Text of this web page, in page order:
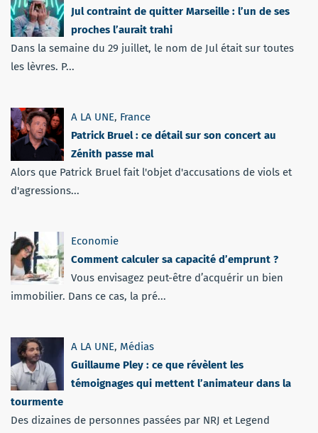
Jul contraint de quitter Marseille : l’un de ses
proches l’aurait trahi
Dans la semaine du 29 juillet, le nom de Jul était sur toutes
les lèvres. P...
A LA UNE, France
Patrick Bruel : ce détail sur son concert au
Zénith passe mal
Alors que Patrick Bruel fait l'objet d'accusations de viols et
d'agressions...
Economie
Comment calculer sa capacité d’emprunt ?
Vous envisagez peut-être d’acquérir un bien
immobilier. Dans ce cas, la pré...
A LA UNE, Médias
Guillaume Pley : ce que révèlent les
témoignages qui mettent l’animateur dans la
tourmente
Des dizaines de personnes passées par NRJ et Legend